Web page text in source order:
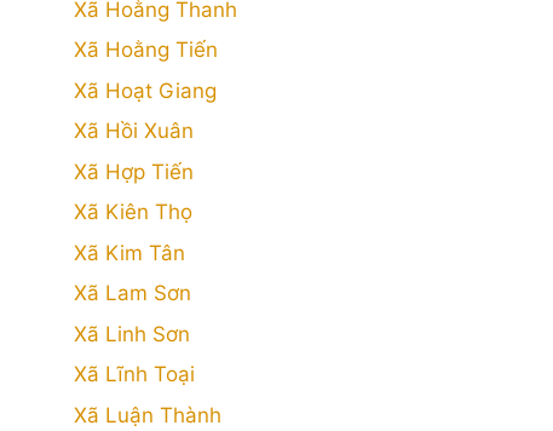
Xã Hoằng Thanh
Xã Hoằng Tiến
Xã Hoạt Giang
Xã Hồi Xuân
Xã Hợp Tiến
Xã Kiên Thọ
Xã Kim Tân
Xã Lam Sơn
Xã Linh Sơn
Xã Lĩnh Toại
Xã Luận Thành